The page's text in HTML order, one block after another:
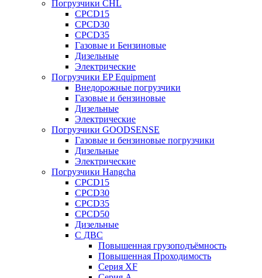
Погрузчики CHL
CPCD15
CPCD30
CPCD35
Газовые и Бензиновые
Дизельные
Электрические
Погрузчики EP Equipment
Внедорожные погрузчики
Газовые и бензиновые
Дизельные
Электрические
Погрузчики GOODSENSE
Газовые и бензиновые погрузчики
Дизельные
Электрические
Погрузчики Hangcha
CPCD15
CPCD30
CPCD35
CPCD50
Дизельные
С ДВС
Повышенная грузоподъёмность
Повышенная Проходимость
Серия XF